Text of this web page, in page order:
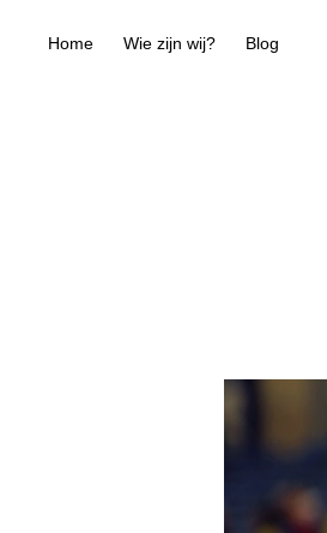
Home Wie zijn wij? Blog